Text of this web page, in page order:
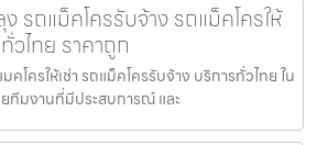
ง รถแม็คโครรับจ้าง รถแม็คโครให้
วไทย ราคาถูก
คโครให้เช่า รถแม็คโครรับจ้าง บริการทั่วไทย ใน
ทีมงานที่มีประสบการณ์ และ